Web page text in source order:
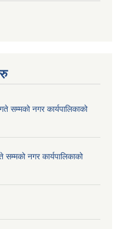
नगर कार्यपालिकाको
नगर कार्यपालिकाको